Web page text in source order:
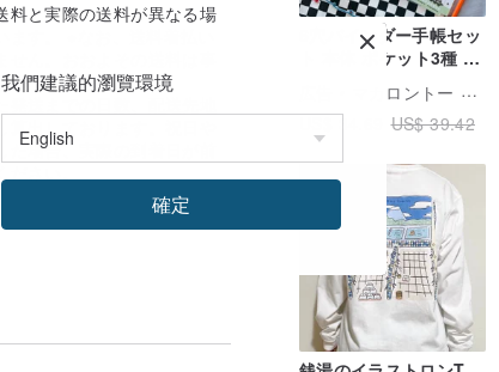
6穴バインダー手帳セッ
ト 本体 ポケット3種 ウ
マカロントー 馬卡龍腳趾
US$ 34.69
US$ 39.42
料と実際の送料が異なる場
す。 ※なお、送料着払い
ん。おおよその送料は事
送までの日数、配送先地
出しております。祝日や
場合、実際の到着日が前
さい。
我們建議的瀏覽環境
確定